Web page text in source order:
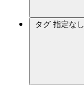
タグ 指定なし